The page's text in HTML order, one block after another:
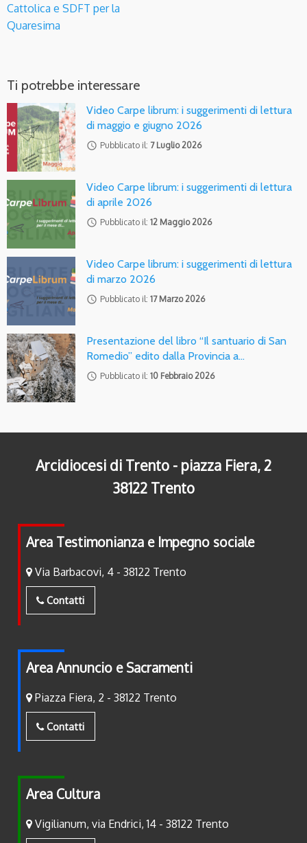
Cattolica e SDFT per la
Quaresima
Ti potrebbe interessare
Video Carpe librum: i suggerimenti di lettura
di maggio e giugno 2026
access_time Pubblicato il: 7 Luglio 2026
Video Carpe librum: i suggerimenti di lettura
di aprile 2026
access_time Pubblicato il: 12 Maggio 2026
Video Carpe librum: i suggerimenti di lettura
di marzo 2026
access_time Pubblicato il: 17 Marzo 2026
Presentazione del libro “Il santuario di San
Romedio” edito dalla Provincia a…
access_time Pubblicato il: 10 Febbraio 2026
Arcidiocesi di Trento - piazza Fiera, 2
38122 Trento
Area Testimonianza e Impegno sociale
Via Barbacovi, 4 - 38122 Trento
Contatti
Area Annuncio e Sacramenti
Piazza Fiera, 2 - 38122 Trento
Contatti
Area Cultura
Vigilianum, via Endrici, 14 - 38122 Trento